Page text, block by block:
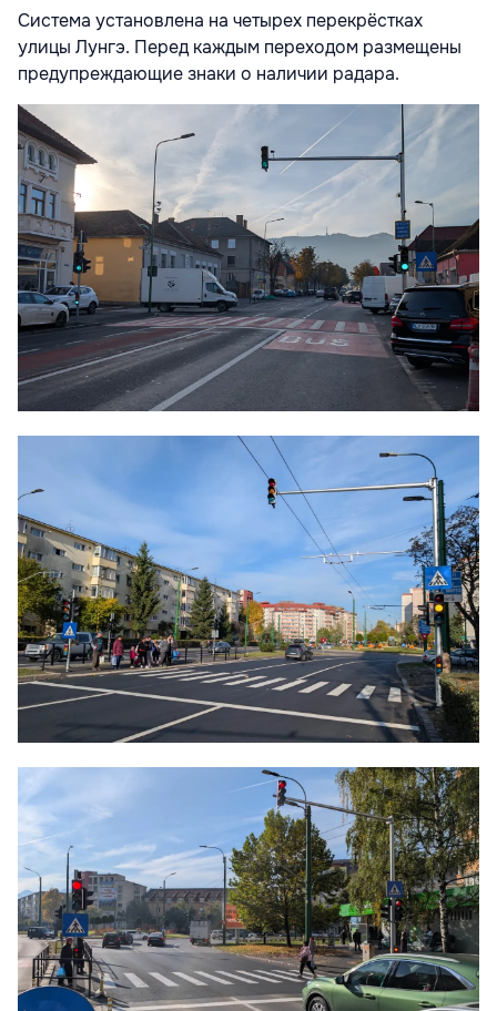
Система установлена на четырех перекрёстках
улицы Лунгэ. Перед каждым переходом размещены
предупреждающие знаки о наличии радара.